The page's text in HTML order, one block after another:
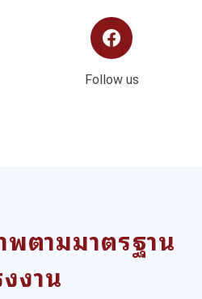
Follow us
ตามมาตรฐาน
งาน